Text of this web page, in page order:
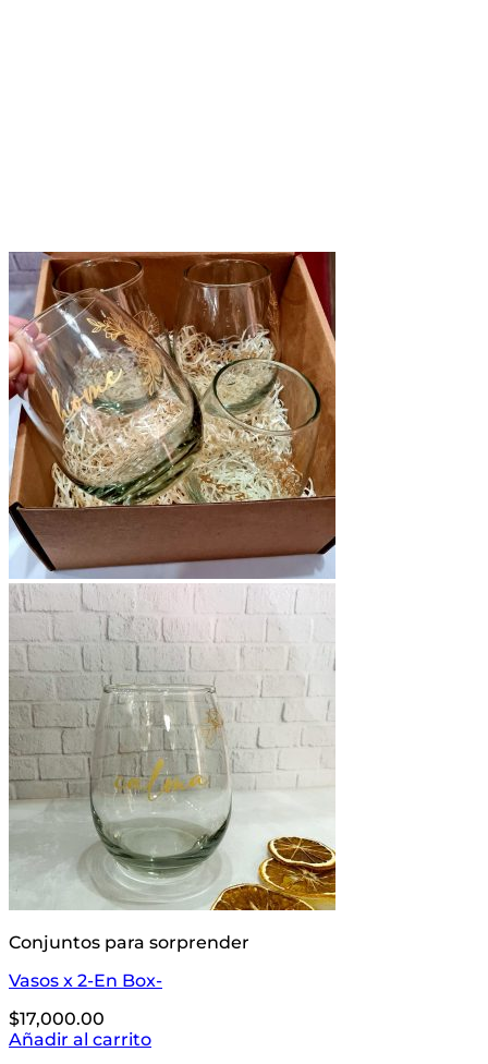
Conjuntos para sorprender
Vasos x 2-En Box-
$17,000.00
Añadir al carrito